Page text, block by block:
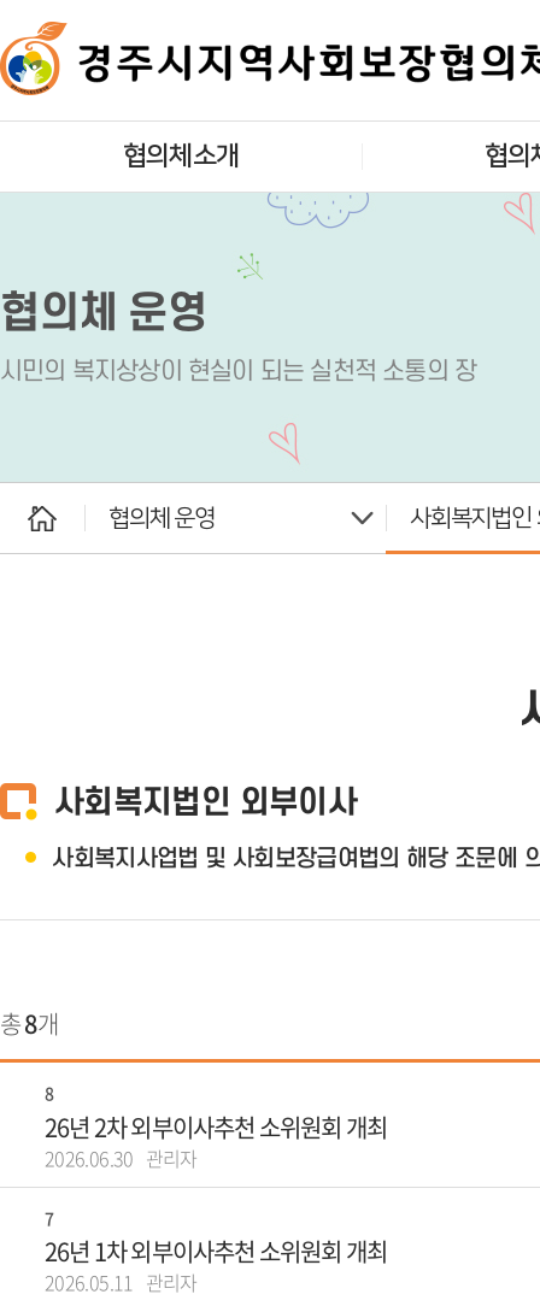
협의체소개
개요
목적 및 기능
협의
대표협
협의체 운영
시민의 복지상상이 현실이 되는 실천적 소통의 장
협의체 운영 사회복지법인
사회복지법인 외부이사
사회복지사업법 및 사회보장급여법의 해당 조문에
총8개
8
26년 2차 외부이사추천 소위원회 개최
2026.06.30 관리자
7
26년 1차 외부이사추천 소위원회 개최
2026.05.11 관리자